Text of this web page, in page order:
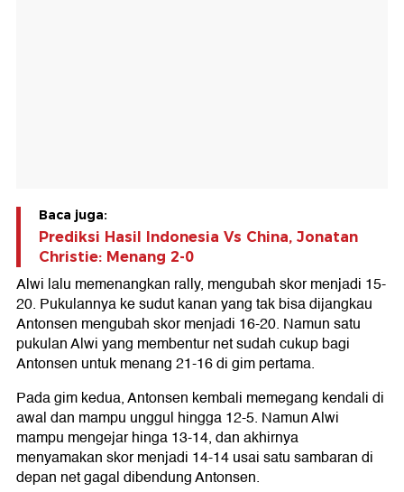
Baca juga:
Prediksi Hasil Indonesia Vs China, Jonatan
Christie: Menang 2-0
Alwi lalu memenangkan rally, mengubah skor menjadi 15-
20. Pukulannya ke sudut kanan yang tak bisa dijangkau
Antonsen mengubah skor menjadi 16-20. Namun satu
pukulan Alwi yang membentur net sudah cukup bagi
Antonsen untuk menang 21-16 di gim pertama.
Pada gim kedua, Antonsen kembali memegang kendali di
awal dan mampu unggul hingga 12-5. Namun Alwi
mampu mengejar hinga 13-14, dan akhirnya
menyamakan skor menjadi 14-14 usai satu sambaran di
depan net gagal dibendung Antonsen.